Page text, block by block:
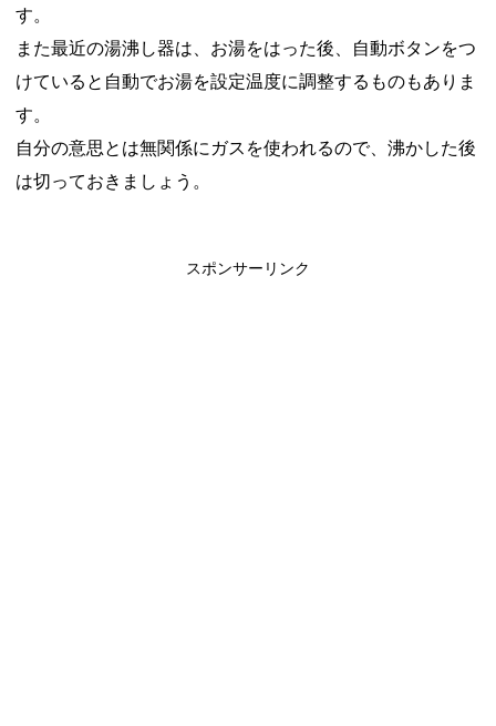
す。
また最近の湯沸し器は、お湯をはった後、自動ボタンをつ
けていると自動でお湯を設定温度に調整するものもありま
す。
自分の意思とは無関係にガスを使われるので、沸かした後
は切っておきましょう。
スポンサーリンク